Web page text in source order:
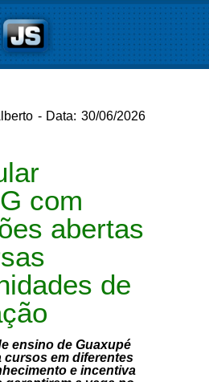
- Data: 30/06/2026
com
abertas
de
ensino de Guaxupé
cursos em diferentes
e incentiva